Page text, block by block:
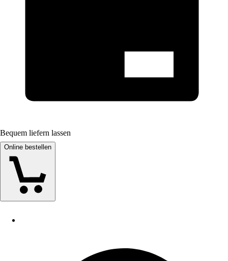
Bequem liefern lassen
Online bestellen